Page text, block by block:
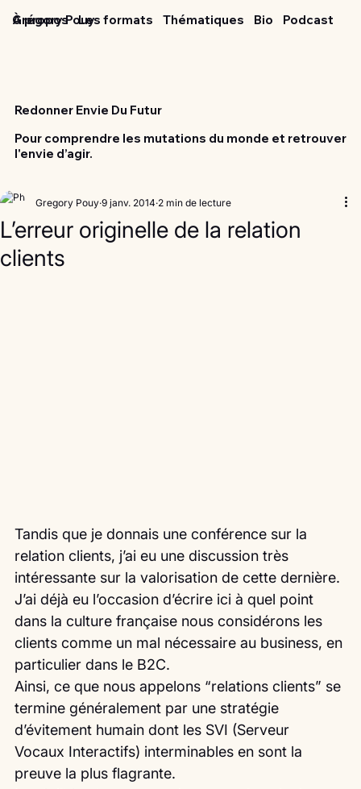
Grégory Pouy
À propos Les formats Thématiques Podcast
Bio
Redonner Envie Du Futur
Pour comprendre les mutations du monde et retrouver
l'envie d’agir.
L’erreur originelle de la relation
clients
Gregory Pouy 9 janv. 2014 2 min de lecture
Tandis que je donnais une conférence sur la
relation clients, j’ai eu une discussion très
intéressante sur la valorisation de cette dernière.
J’ai déjà eu l’occasion d’écrire ici à quel point
dans la culture française nous considérons les
clients comme un mal nécessaire au business, en
particulier dans le B2C.
Ainsi, ce que nous appelons “relations clients” se
termine généralement par une stratégie
d’évitement humain dont les SVI (Serveur
Vocaux Interactifs) interminables en sont la
preuve la plus flagrante.